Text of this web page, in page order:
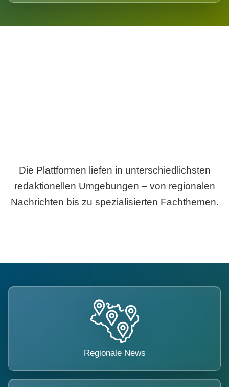
Die Plattformen liefen in unterschiedlichsten
redaktionellen Umgebungen – von regionalen
Nachrichten bis zu spezialisierten Fachthemen.
Regionale News